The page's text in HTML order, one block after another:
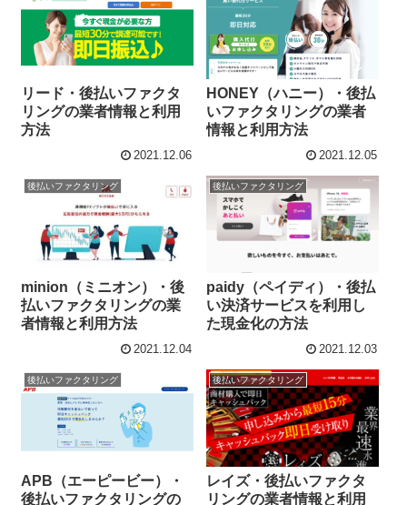
リード・後払いファクタ
リングの業者情報と利用
方法
2021.12.06
HONEY（ハニー）・後払
いファクタリングの業者
情報と利用方法
2021.12.05
後払いファクタリング
minion（ミニオン）・後
払いファクタリングの業
者情報と利用方法
2021.12.04
後払いファクタリング
paidy（ペイディ）・後払
い決済サービスを利用し
た現金化の方法
2021.12.03
後払いファクタリング
APB（エーピービー）・
後払いファクタリングの
後払いファクタリング
レイズ・後払いファクタ
リングの業者情報と利用